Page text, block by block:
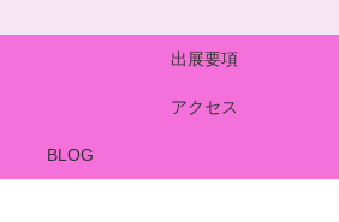
出展要項
アクセス
BLOG